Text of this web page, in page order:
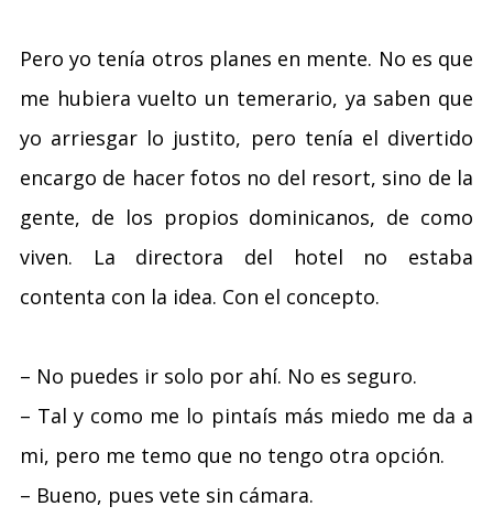
Pero yo tenía otros planes en mente. No es que
me hubiera vuelto un temerario, ya saben que
yo arriesgar lo justito, pero tenía el divertido
encargo de hacer fotos no del resort, sino de la
gente, de los propios dominicanos, de como
viven. La directora del hotel no estaba
contenta con la idea. Con el concepto.
– No puedes ir solo por ahí. No es seguro.
– Tal y como me lo pintaís más miedo me da a
mi, pero me temo que no tengo otra opción.
– Bueno, pues vete sin cámara.